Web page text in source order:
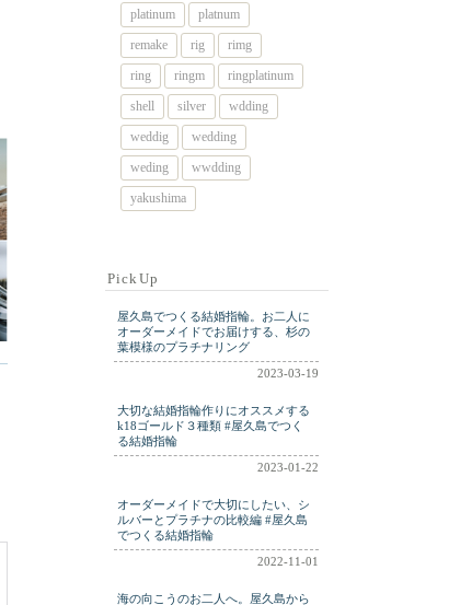
platinum
platnum
remake
rig
rimg
ring
ringm
ringplatinum
shell
silver
wdding
weddig
wedding
weding
wwdding
yakushima
PickUp
屋久島でつくる結婚指輪。お二人に
オーダーメイドでお届けする、杉の
葉模様のプラチナリング
2023-03-19
大切な結婚指輪作りにオススメする
k18ゴールド３種類 #屋久島でつく
る結婚指輪
2023-01-22
オーダーメイドで大切にしたい、シ
ルバーとプラチナの比較編 #屋久島
でつくる結婚指輪
2022-11-01
海の向こうのお二人へ。屋久島から